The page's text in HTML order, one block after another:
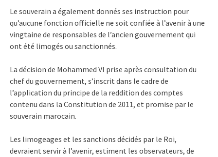
Le souverain a également donnés ses instruction pour
qu’aucune fonction officielle ne soit confiée à l’avenir à une
vingtaine de responsables de l’ancien gouvernement qui
ont été limogés ou sanctionnés.
La décision de Mohammed VI prise après consultation du
chef du gouvernement, s’inscrit dans le cadre de
l’application du principe de la reddition des comptes
contenu dans la Constitution de 2011, et promise par le
souverain marocain.
Les limogeages et les sanctions décidés par le Roi,
devraient servir à l’avenir, estiment les observateurs, de